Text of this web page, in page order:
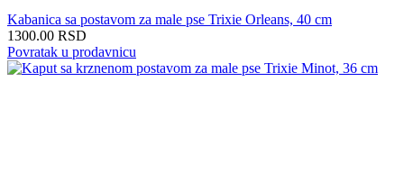
Kabanica sa postavom za male pse Trixie Orleans, 40 cm
1300.00 RSD
Povratak u prodavnicu